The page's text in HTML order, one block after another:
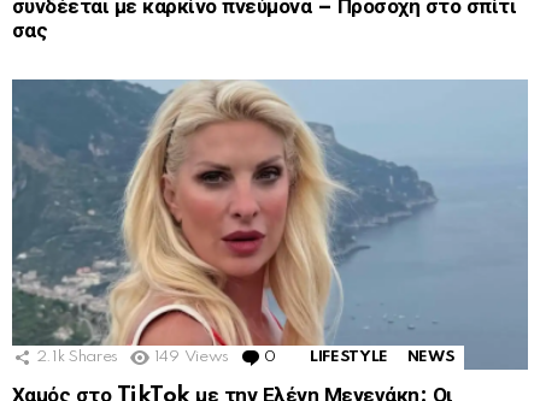
συνδέεται με καρκίνο πνεύμονα – Προσοχή στο σπίτι
σας
2.1k Shares 149 Views 0 Comments
LIFESTYLE NEWS
Χαμός στο TikTok με την Ελένη Μενεγάκη: Οι